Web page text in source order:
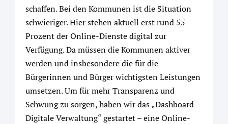
schaffen. Bei den Kommunen ist die Situation
schwieriger. Hier stehen aktuell erst rund 55
Prozent der Online-Dienste digital zur
Verfügung. Da müssen die Kommunen aktiver
werden und insbesondere die für die
Bürgerinnen und Bürger wichtigsten Leistungen
umsetzen. Um für mehr Transparenz und
Schwung zu sorgen, haben wir das „Dashboard
Digitale Verwaltung“ gestartet – eine Online-